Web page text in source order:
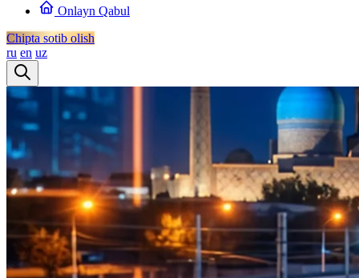
Onlayn Qabul
Chipta sotib olish
ru en uz